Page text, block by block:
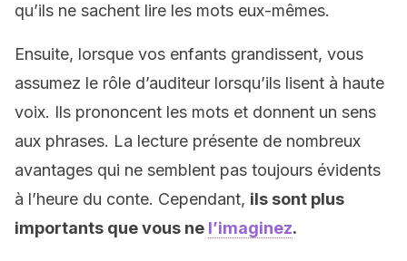
qu’ils ne sachent lire les mots eux-mêmes.
Ensuite, lorsque vos enfants grandissent, vous
assumez le rôle d’auditeur lorsqu’ils lisent à haute
voix. Ils prononcent les mots et donnent un sens
aux phrases. La lecture présente de nombreux
avantages qui ne semblent pas toujours évidents
à l’heure du conte. Cependant, ils sont plus
importants que vous ne l’imaginez.